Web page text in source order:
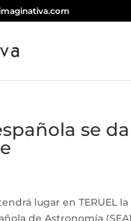
se
lugar en TERUEL
de Astronomía